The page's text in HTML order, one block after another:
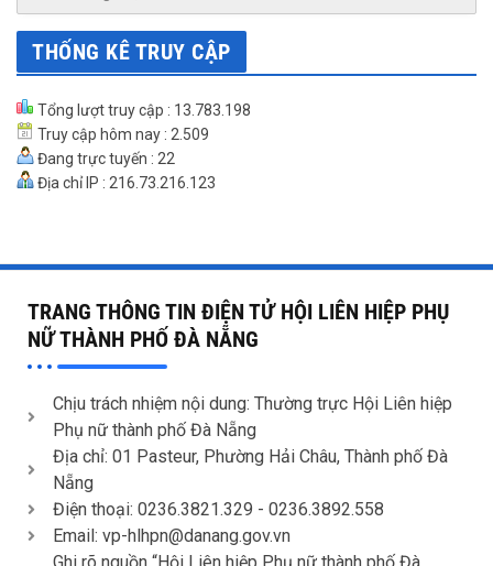
THỐNG KÊ TRUY CẬP
Tổng lượt truy cập : 13.783.198
Truy cập hôm nay : 2.509
Đang trực tuyến : 22
Địa chỉ IP : 216.73.216.123
TRANG THÔNG TIN ĐIỆN TỬ HỘI LIÊN HIỆP PHỤ
NỮ THÀNH PHỐ ĐÀ NẴNG
Chịu trách nhiệm nội dung: Thường trực Hội Liên hiệp
Phụ nữ thành phố Đà Nẵng
Địa chỉ: 01 Pasteur, Phường Hải Châu, Thành phố Đà
Nẵng
Điện thoại: 0236.3821.329 - 0236.3892.558
Email: vp-hlhpn@danang.gov.vn